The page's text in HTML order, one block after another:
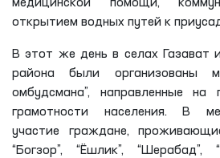
медицинской помощи,
открытием водных путей к
В этот же день в селах Газават
района были организованы
омбудсмана”, направленные на
грамотности населения. В
участие граждане,
“Богзор”, “Ёшлик”, “Шерабад”,